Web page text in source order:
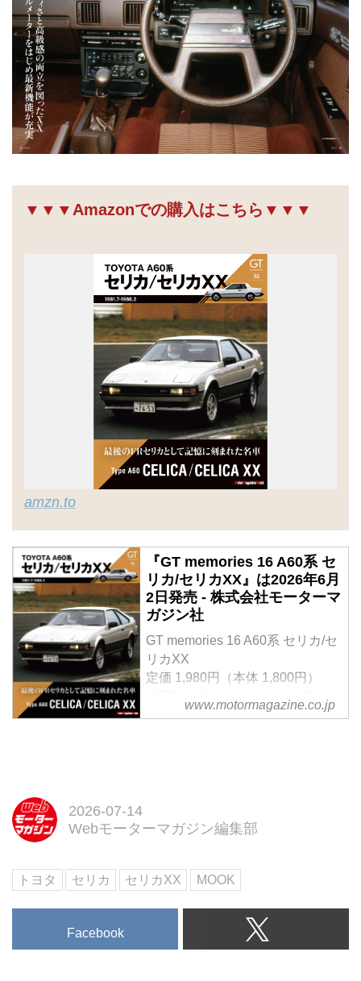
▼▼▼Amazonでの購入はこちら▼▼▼
amzn.to
『GT memories 16 A60系 セ
リカ/セリカXX』は2026年6月
2日発売 - 株式会社モーターマ
ガジン社
GT memories 16 A60系 セリカ/セ
リカXX
定価 1,980円（本体 1,800円）
ーの地位を築いたセリカにスポッ
タログを掲載しています。
1970年に登場して以来、トヨタ
いたセリカ。1977年には二代目
となるA40系にモデルチェンジ
www.motormagazine.co.jp
2026-07-14
Webモーターマガジン編集部
トヨタ セリカ セリカXX MOOK
Facebook